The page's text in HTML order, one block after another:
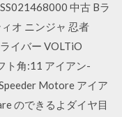
中古 Bラ
オ ニンジャ 忍者
イバー VOLTiO
ト角:11 アイアン-
Motore アイア
のできるよダイヤ目